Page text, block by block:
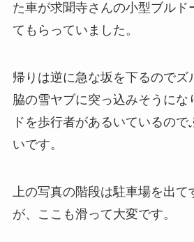
た車が求聞寺さんの小型ブルド
てもらっていました。
帰りは逆に急な坂を下るのでズ
脇の雪ヤブに突っ込みそうにな
ドを歩行者があるいているの
いです。
上の写真の階段は駐車場を出
が、ここも滑って大変です。